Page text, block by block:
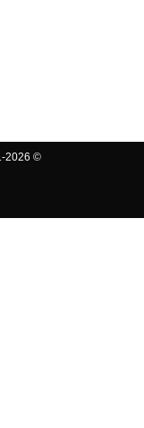
2026 ©